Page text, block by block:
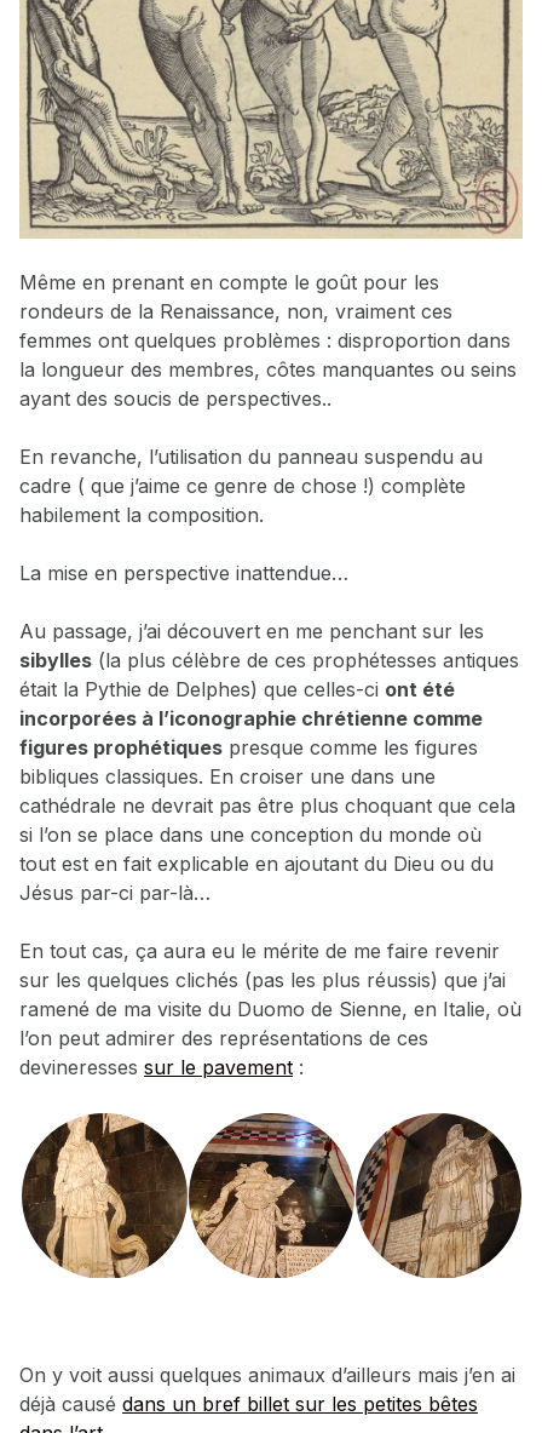
Même en prenant en compte le goût pour les
rondeurs de la Renaissance, non, vraiment ces
femmes ont quelques problèmes : disproportion dans
la longueur des membres, côtes manquantes ou seins
ayant des soucis de perspectives..
En revanche, l’utilisation du panneau suspendu au
cadre ( que j’aime ce genre de chose !) complète
habilement la composition.
La mise en perspective inattendue…
Au passage, j’ai découvert en me penchant sur les
sibylles (la plus célèbre de ces prophétesses antiques
était la Pythie de Delphes) que celles-ci ont été
incorporées à l’iconographie chrétienne comme
figures prophétiques presque comme les figures
bibliques classiques. En croiser une dans une
cathédrale ne devrait pas être plus choquant que cela
si l’on se place dans une conception du monde où
tout est en fait explicable en ajoutant du Dieu ou du
Jésus par-ci par-là…
En tout cas, ça aura eu le mérite de me faire revenir
sur les quelques clichés (pas les plus réussis) que j’ai
ramené de ma visite du Duomo de Sienne, en Italie, où
l’on peut admirer des représentations de ces
devineresses sur le pavement :
On y voit aussi quelques animaux d’ailleurs mais j’en ai
déjà causé dans un bref billet sur les petites bêtes